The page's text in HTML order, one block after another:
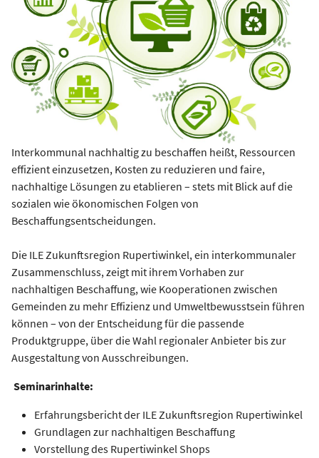
Interkommunal nachhaltig zu beschaffen heißt, Ressourcen
effizient einzusetzen, Kosten zu reduzieren und faire,
nachhaltige Lösungen zu etablieren – stets mit Blick auf die
sozialen wie ökonomischen Folgen von
Beschaffungsentscheidungen.
Die ILE Zukunftsregion Rupertiwinkel, ein interkommunaler
Zusammenschluss, zeigt mit ihrem Vorhaben zur
nachhaltigen Beschaffung, wie Kooperationen zwischen
Gemeinden zu mehr Effizienz und Umweltbewusstsein führen
können – von der Entscheidung für die passende
Produktgruppe, über die Wahl regionaler Anbieter bis zur
Ausgestaltung von Ausschreibungen.
Seminarinhalte:
Erfahrungsbericht der ILE Zukunftsregion Rupertiwinkel
Grundlagen zur nachhaltigen Beschaffung
Vorstellung des Rupertiwinkel Shops